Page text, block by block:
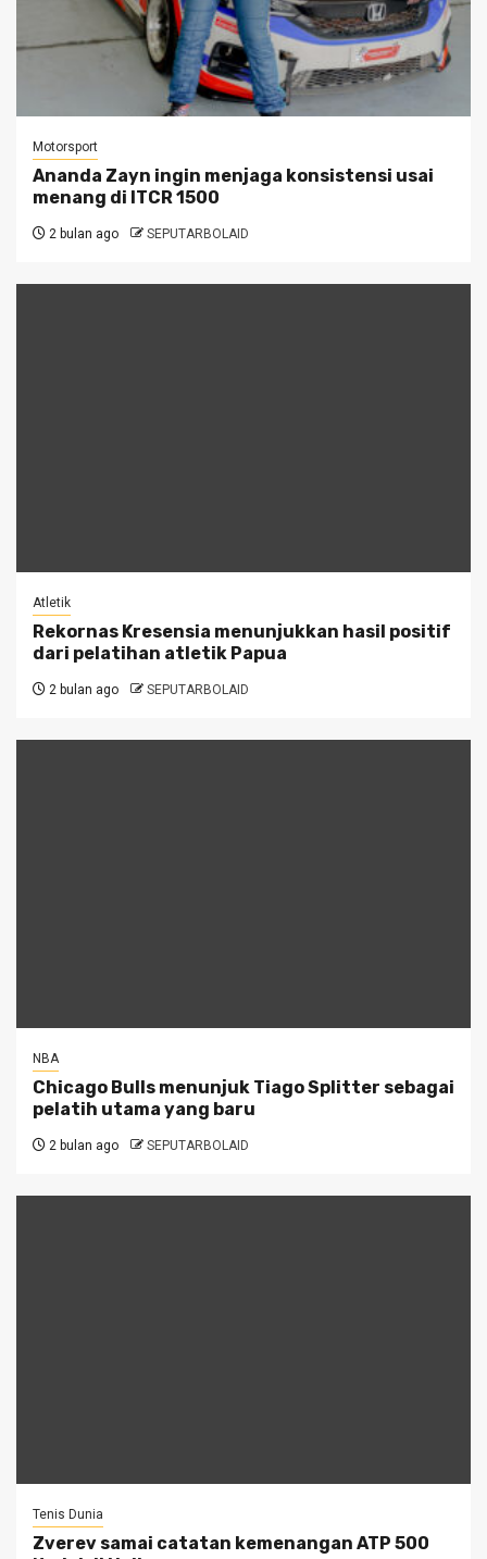
Motorsport
Ananda Zayn ingin menjaga konsistensi usai
menang di ITCR 1500
2 bulan ago SEPUTARBOLAID
Atletik
Rekornas Kresensia menunjukkan hasil positif
dari pelatihan atletik Papua
2 bulan ago SEPUTARBOLAID
NBA
Chicago Bulls menunjuk Tiago Splitter sebagai
pelatih utama yang baru
2 bulan ago SEPUTARBOLAID
Tenis Dunia
Zverev samai catatan kemenangan ATP 500